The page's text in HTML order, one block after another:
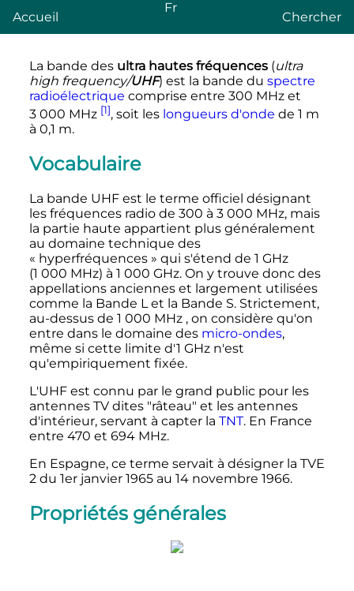
Accueil
Fr
Chercher
La bande des ultra hautes fréquences(ultra
high frequency/UHF) est la bande du spectre
radioélectrique comprise entre 300 MHzet
3 000 MHz [1], soit les longueurs d'onde de 1 m
à 0,1 m.
Vocabulaire
La bande UHF est le terme officiel désignant
les fréquences radio de 300 à 3 000 MHz, mais
la partie haute appartient plus généralement
au domaine technique des
« hyperfréquences » qui s'étend de 1 GHz
(1 000 MHz) à 1 000 GHz. On y trouve donc des
appellations anciennes et largement utilisées
comme la Bande L et la Bande S. Strictement,
au-dessus de 1 000 MHz, on considère qu'on
entre dans le domaine des micro-ondes,
même si cette limite d'1 GHz n'est
qu'empiriquement fixée.
L'UHF est connu par le grand public pour les
antennes TV dites "râteau" et les antennes
d'intérieur, servant à capter la TNT. En France
entre 470 et 694 MHz.
En Espagne, ce terme servait à désigner la TVE
2 du 1er janvier 1965 au 14 novembre 1966.
Propriétés générales